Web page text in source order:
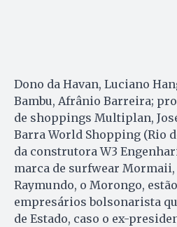
Dono da Havan, Luciano
Bambu, Afrânio Barreira;
de shoppings Multiplan,
Barra World Shopping (Rio
da construtora W3
marca de surfwear
Raymundo, o Morongo,
empresários bolsonarista
de Estado, caso o ex-